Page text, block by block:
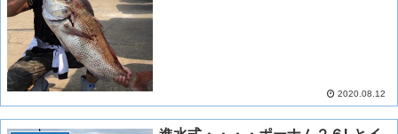
2020.08.12